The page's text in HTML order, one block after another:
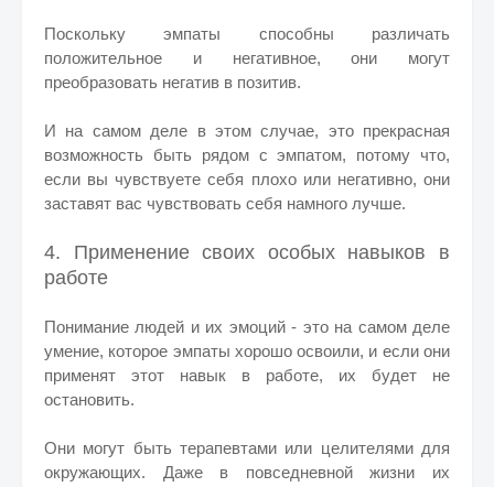
Поскольку эмпаты способны различать
положительное и негативное, они могут
преобразовать негатив в позитив.
И на самом деле в этом случае, это прекрасная
возможность быть рядом с эмпатом, потому что,
если вы чувствуете себя плохо или негативно, они
заставят вас чувствовать себя намного лучше.
4. Применение своих особых навыков в
работе
Понимание людей и их эмоций - это на самом деле
умение, которое эмпаты хорошо освоили, и если они
применят этот навык в работе, их будет не
остановить.
Они могут быть терапевтами или целителями для
окружающих. Даже в повседневной жизни их